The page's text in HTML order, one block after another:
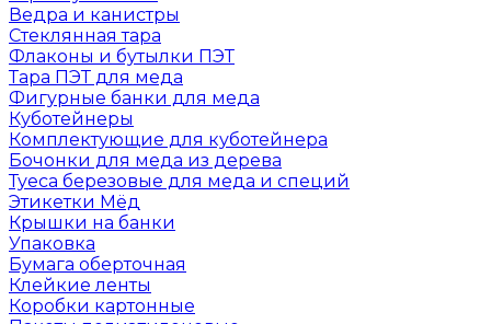
Ведра и канистры
Стеклянная тара
Флаконы и бутылки ПЭТ
Тара ПЭТ для меда
Фигурные банки для меда
Куботейнеры
Комплектующие для куботейнера
Бочонки для меда из дерева
Туеса березовые для меда и специй
Этикетки Мёд
Крышки на банки
Упаковка
Бумага оберточная
Клейкие ленты
Коробки картонные